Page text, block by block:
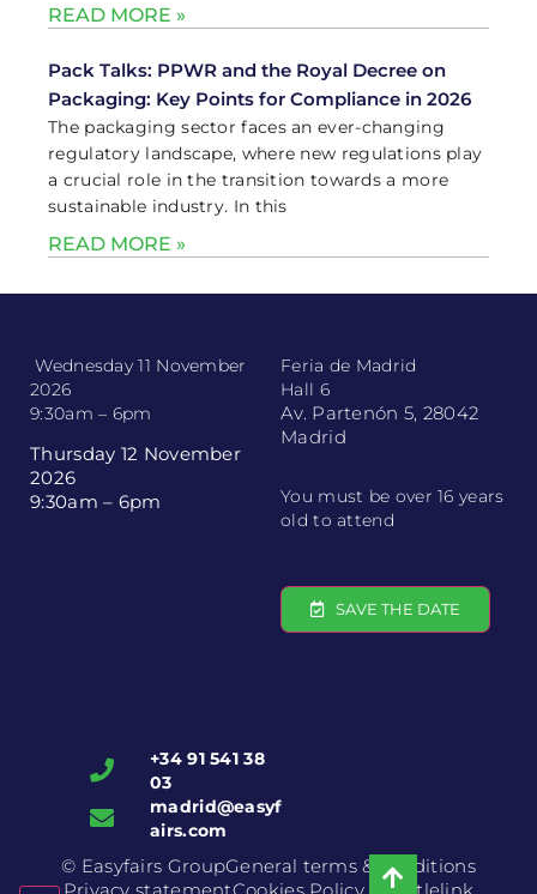
READ MORE »
Pack Talks: PPWR and the Royal Decree on
Packaging: Key Points for Compliance in 2026
The packaging sector faces an ever-changing
regulatory landscape, where new regulations play
a crucial role in the transition towards a more
sustainable industry. In this
READ MORE »
Wednesday 11 November
2026
9:30am – 6pm
Thursday 12 November
2026
9:30am – 6pm
Feria de Madrid
Hall 6
Av. Partenón 5, 28042
Madrid
You must be over 16 years
old to attend
SAVE THE DATE
+34 91 541 38
03
madrid@easyf
airs.com
© Easyfairs GroupGeneral terms & conditions
Privacy statementCookies Policy Whistlelink